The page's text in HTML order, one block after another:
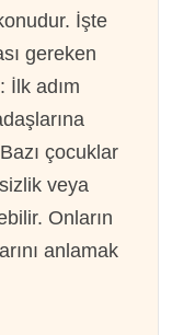
İşte
gereken
İlk adım
çocuklar
veya
Onların
anlamak